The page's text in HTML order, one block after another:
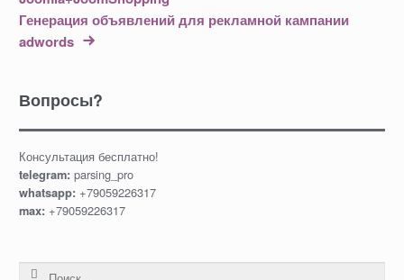
Генерация объявлений для рекламной кампании
adwords
Вопросы?
Консультация бесплатно!
telegram: parsing_pro
whatsapp: +79059226317
max: +79059226317
Найти: